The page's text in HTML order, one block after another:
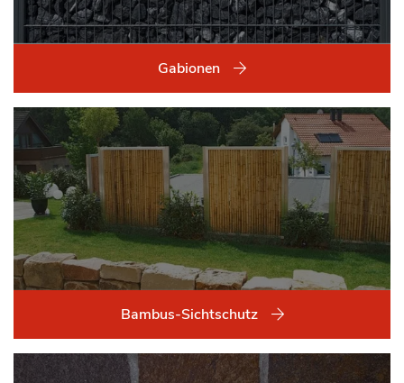
Gabionen
Bambus-Sichtschutz